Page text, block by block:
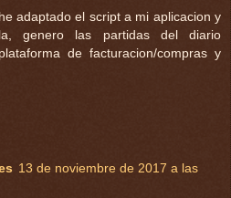
adaptado el script a mi aplicacion y
genero las partidas del diario
de facturacion/compras y
13 de noviembre de 2017 a las